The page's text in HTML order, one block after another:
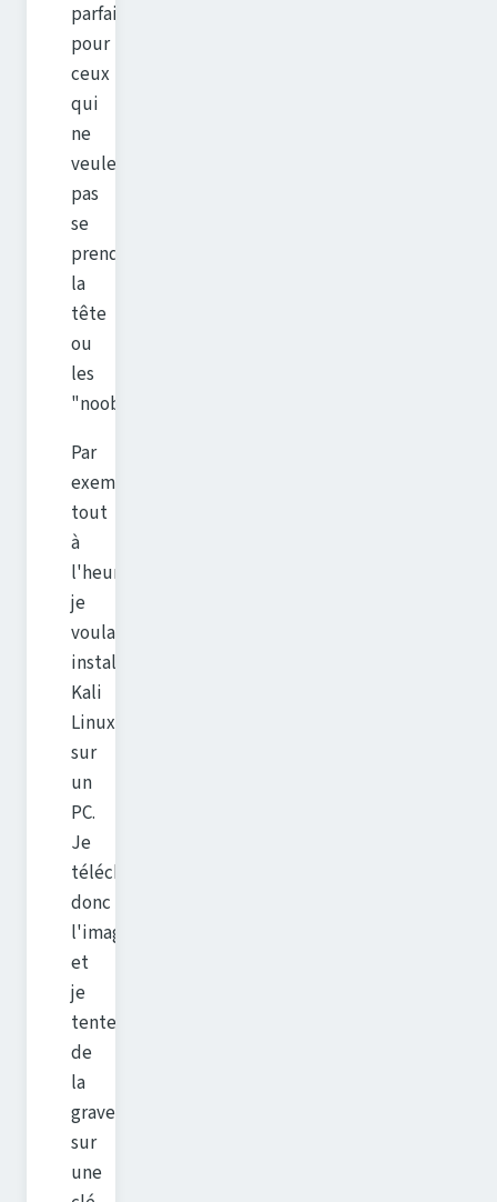
parfait
pour
ceux
qui
ne
veulent
pas
se
prendre
la
tête
ou
les
"noobs".
Par
exemple,
tout
à
l'heure,
je
voulais
installer
Kali
Linux
sur
un
PC.
Je
télécharge
donc
l'image,
et
je
tente
de
la
graver
sur
une